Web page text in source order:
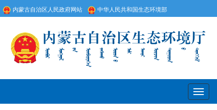
内蒙古自治区人民政府网站 中华人民共和国生态环境部